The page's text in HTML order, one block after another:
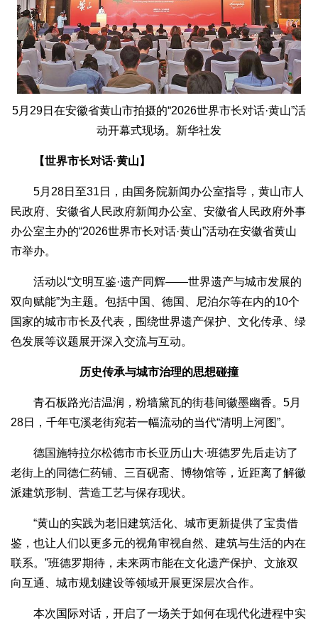
5月29日在安徽省黄山市拍摄的“2026世界市长对话·黄山”活
动开幕式现场。新华社发
【世界市长对话·黄山】
5月28日至31日，由国务院新闻办公室指导，黄山市人
民政府、安徽省人民政府新闻办公室、安徽省人民政府外事
办公室主办的“2026世界市长对话·黄山”活动在安徽省黄山
市举办。
活动以“文明互鉴·遗产同辉——世界遗产与城市发展的
双向赋能”为主题。包括中国、德国、尼泊尔等在内的10个
国家的城市市长及代表，围绕世界遗产保护、文化传承、绿
色发展等议题展开深入交流与互动。
历史传承与城市治理的思想碰撞
青石板路光洁温润，粉墙黛瓦的街巷间徽墨幽香。5月
28日，千年屯溪老街宛若一幅流动的当代“清明上河图”。
德国施特拉尔松德市市长亚历山大·班德罗先后走访了
老街上的同德仁药铺、三百砚斋、博物馆等，近距离了解徽
派建筑形制、营造工艺与保存现状。
“黄山的实践为老旧建筑活化、城市更新提供了宝贵借
鉴，也让人们以更多元的视角审视自然、建筑与生活的内在
联系。”班德罗期待，未来两市能在文化遗产保护、文旅双
向互通、城市规划建设等领域开展更深层次合作。
本次国际对话，开启了一场关于如何在现代化进程中实